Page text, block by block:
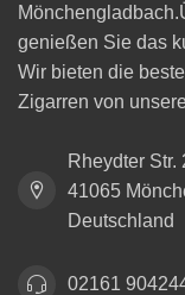
genießen Sie das
Wir bieten die
Zigarren von
Rheydter Str.
41065
Deutschland
02161